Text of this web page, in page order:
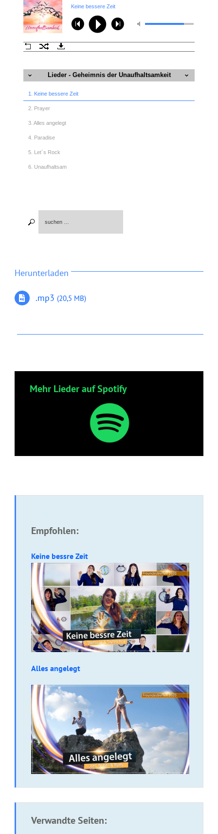
Keine bessere Zeit
Lieder - Geheimnis der Unaufhaltsamkeit
1. Keine bessere Zeit
2. Prayer
3. Alles angelegt
4. Paradise
5. Let´s Rock
6. Unaufhaltsam
Herunterladen
.mp3 (20,5 MB)
Mehr Lieder auf Spotify
Empfohlen:
Keine bessre Zeit
Alles angelegt
Verwandte Seiten: